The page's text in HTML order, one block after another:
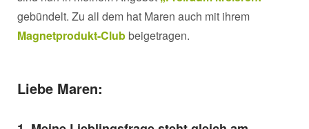
gebündelt. Zu all dem hat Maren auch mit ihrem
Magnetprodukt-Clubbeigetragen.
Liebe Maren: